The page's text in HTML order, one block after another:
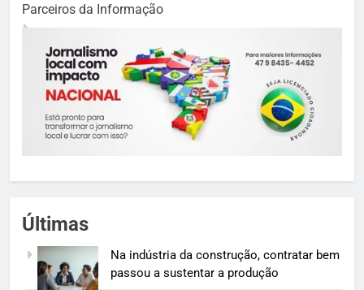
Parceiros da Informação
Últimas
Na indústria da construção, contratar bem
passou a sustentar a produção